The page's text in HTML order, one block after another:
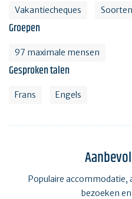
Vakantiecheques Soorten
Groepen
97 maximale mensen
Gesproken talen
Frans Engels
Populaire
bezoeken